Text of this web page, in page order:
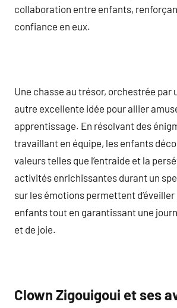
collaboration entre enfants,
confiance en eux.
Une chasse au trésor, orchestrée par
autre excellente idée pour allier
apprentissage. En résolvant des
travaillant en équipe, les enfants
valeurs telles que l’entraide et la
activités enrichissantes durant un
sur les émotions permettent
enfants tout en garantissant une
et de joie.
Clown Zigouigoui et ses